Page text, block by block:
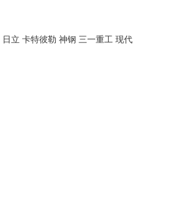
日立 卡特彼勒 神钢 三一重工 现代